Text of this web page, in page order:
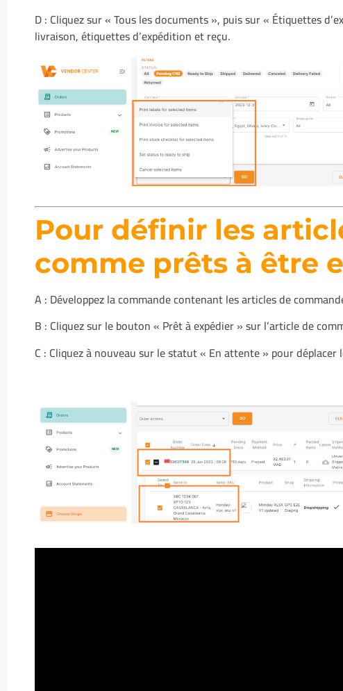
D : Cliquez sur « Tous les documents », puis sur « Étiquettes
livraison, étiquettes d’expédition et reçu.
Pour définir les
comme prêts à être
A : Développez la commande contenant les articles de
B : Cliquez sur le bouton « Prêt à expédier » sur l’article de
C : Cliquez à nouveau sur le statut « En attente » pour